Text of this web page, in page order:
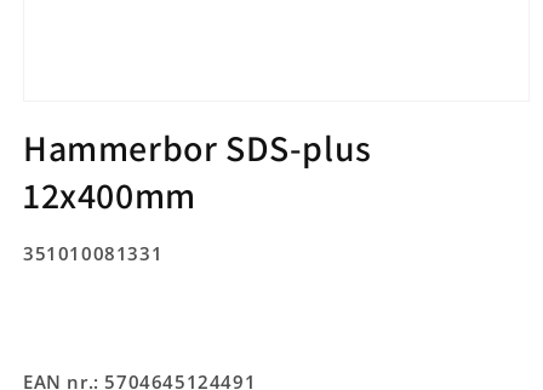
1
i
modus
Hammerbor SDS-plus
12x400mm
SKU:
351010081331
EAN nr.: 5704645124491